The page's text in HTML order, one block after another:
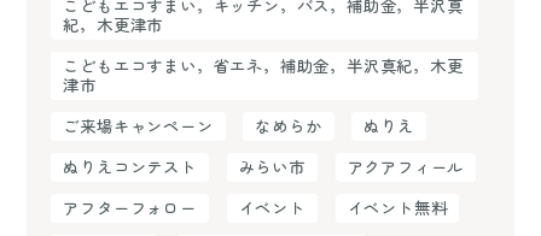
こどもエコすまい，キッチン，バス，補助金，半沢真
紀，木更津市
こどもエコすまい，省エネ，補助金，半沢真紀，木更
津市
ご来場キャンペーン
なめらか
ぬりえ
ぬりえコンテスト
みらい市
アクアフィール
アフターフォロー
イベント
イベント無料